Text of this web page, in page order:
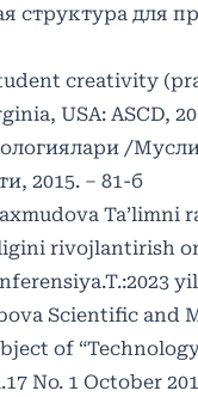
структура для
creativity
USA: ASCD,
/
2015. – 81-б
rivojlantirish
Scientific
of
No. 1 October